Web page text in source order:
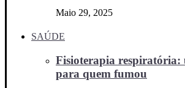
Maio 29, 2025
SAÚDE
Fisioterapia respiratória:
para quem fumou